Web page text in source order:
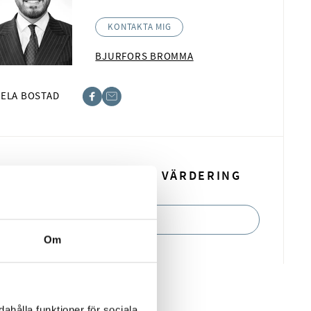
Om
KONTAKTA MIG
BJURFORS BROMMA
BOSTAD
BOKA EN KOSTNADSFRI VÄRDERING
BOKA NU